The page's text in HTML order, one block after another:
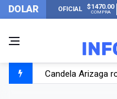
DOLAR OFICIAL $1470.00
COMPRA
Candela Arizaga